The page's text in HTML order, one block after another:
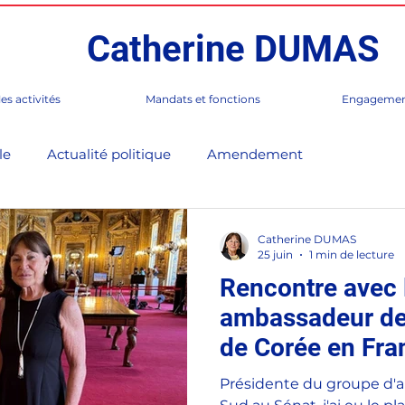
Catherine DUMAS
activités Mandats et fonctions
Actualité politique Amendement
Budget Chine
Evènements, foire, salons, congrès France /
Groupes d'amitié
Rencontre
ambassadeur
de Corée en
Excellence M.
Présidente du groupe
Catherine DUMAS
25 juin
1 min de lecture